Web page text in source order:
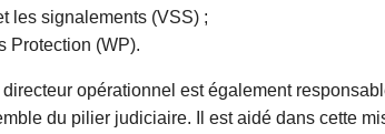
les signalements (VSS) ;
Protection (WP).
opérationnel est également
du pilier judiciaire. Il est aidé dans cette